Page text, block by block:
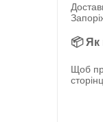
📦 Як
Щоб